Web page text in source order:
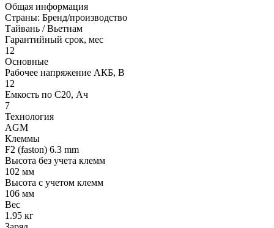
Общая информация
Страны: Бренд/производство
Тайвань / Вьетнам
Гарантийный срок, мес
12
Основные
Рабочее напряжение АКБ, B
12
Емкость по С20, Ач
7
Технология
AGM
Клеммы
F2 (faston) 6.3 mm
Высота без учета клемм
102 мм
Высота с учетом клемм
106 мм
Вес
1.95 кг